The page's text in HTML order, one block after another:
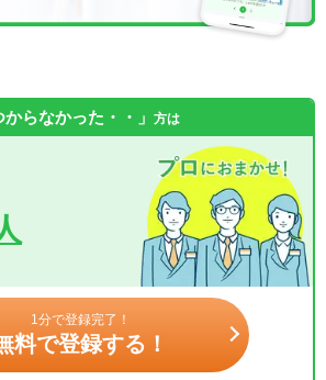
らなかった・・」 方は
1分で登録完了！
料で登録する！